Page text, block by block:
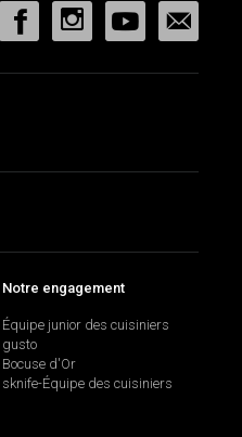
Notre engagement
Équipe junior des cuisiniers
gusto
Bocuse d'Or
sknife-Équipe des cuisiniers